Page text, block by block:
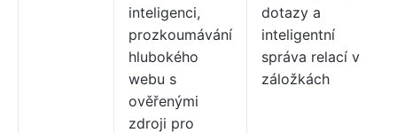
inteligenci,
prozkoumávání
hlubokého
webu s
ověřenými
zdroji pro
dotazy a
inteligentní
správa relací v
záložkách